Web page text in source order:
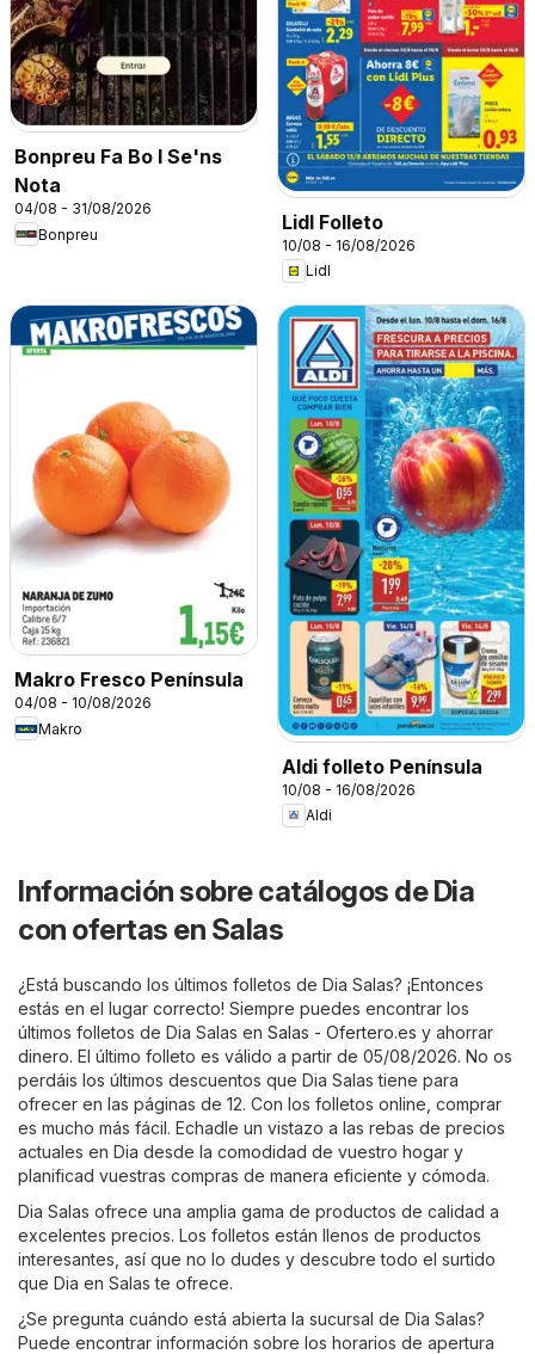
Bonpreu Fa Bo I Se'ns
Nota
04/08 - 31/08/2026
Bonpreu
Lidl Folleto
10/08 - 16/08/2026
Lidl
Makro Fresco Península
04/08 - 10/08/2026
Makro
Aldi folleto Península
10/08 - 16/08/2026
Aldi
Información sobre catálogos de Dia
con ofertas en Salas
¿Está buscando los últimos folletos de Dia Salas? ¡Entonces
estás en el lugar correcto! Siempre puedes encontrar los
últimos folletos de Dia Salas en Salas - Ofertero.es y ahorrar
dinero. El último folleto es válido a partir de 05/08/2026. No os
perdáis los últimos descuentos que Dia Salas tiene para
ofrecer en las páginas de 12. Con los folletos online, comprar
es mucho más fácil. Echadle un vistazo a las rebas de precios
actuales en Dia desde la comodidad de vuestro hogar y
planificad vuestras compras de manera eficiente y cómoda.
Dia Salas ofrece una amplia gama de productos de calidad a
excelentes precios. Los folletos están llenos de productos
interesantes, así que no lo dudes y descubre todo el surtido
que Dia en Salas te ofrece.
¿Se pregunta cuándo está abierta la sucursal de Dia Salas?
Puede encontrar información sobre los horarios de apertura